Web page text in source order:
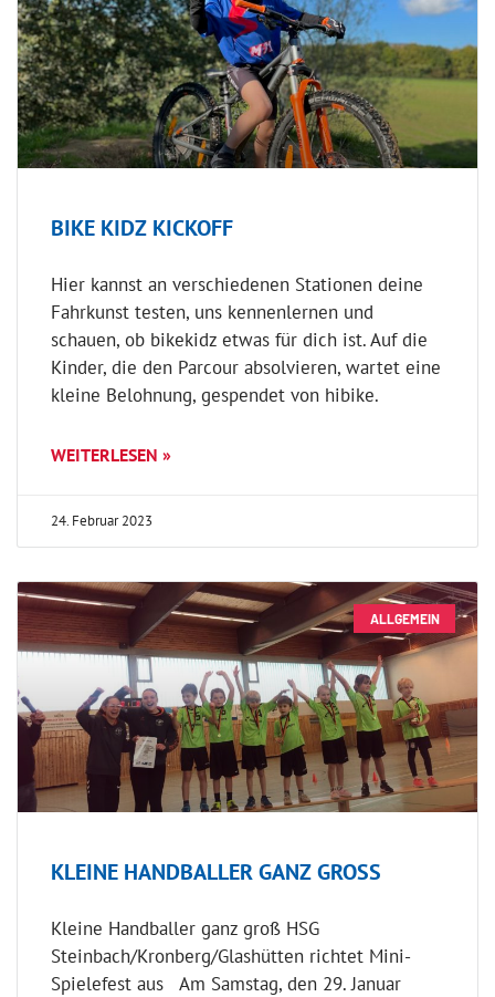
BIKE KIDZ KICKOFF
Hier kannst an verschiedenen Stationen deine
Fahrkunst testen, uns kennenlernen und
schauen, ob bikekidz etwas für dich ist. Auf die
Kinder, die den Parcour absolvieren, wartet eine
kleine Belohnung, gespendet von hibike.
WEITERLESEN »
24. Februar 2023
ALLGEMEIN
KLEINE HANDBALLER GANZ GROSS
Kleine Handballer ganz groß HSG
Steinbach/Kronberg/Glashütten richtet Mini-
Spielefest aus Am Samstag, den 29. Januar